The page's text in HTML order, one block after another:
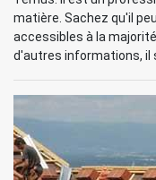
matière. Sachez qu'il
accessibles à la
d'autres informations, il